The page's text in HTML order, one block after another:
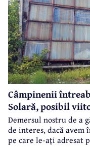
Câmpinenii
Solară, posibil
Demersul nostru de a
de interes, dacă
pe care le-ați